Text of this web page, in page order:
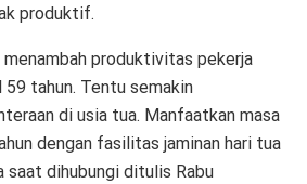
produktif.
produktivitas pekerja
59 tahun. Tentu semakin
di usia tua. Manfaatkan masa
dengan fasilitas jaminan hari tua
saat dihubungi ditulis Rabu